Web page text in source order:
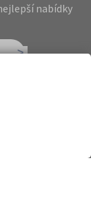
nabídky